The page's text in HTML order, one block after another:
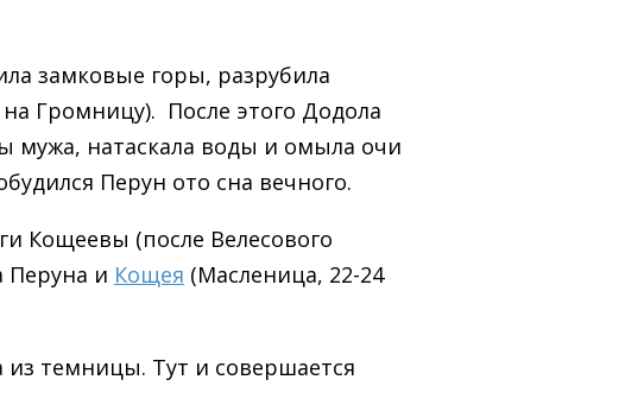
замковые горы, разрубила
Громницу). После этого Додола
мужа, натаскала воды и омыла очи
Перун ото сна вечного.
Кощеевы (после Велесового
Перуна и Кощея (Масленица, 22-24
темницы. Тут и совершается